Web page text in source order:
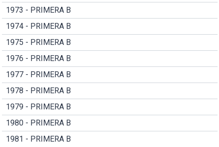
1973 - PRIMERA B
1974 - PRIMERA B
1975 - PRIMERA B
1976 - PRIMERA B
1977 - PRIMERA B
1978 - PRIMERA B
1979 - PRIMERA B
1980 - PRIMERA B
1981 - PRIMERA B